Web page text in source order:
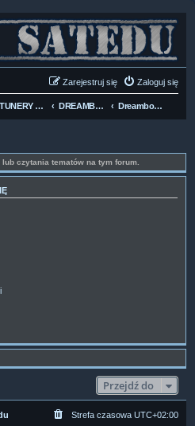
Zaloguj się
Zarejestruj się
TUNERY SAT HD-LINUX DREAMBOX HD Dreambox 500V2HD
czytania tematów na tym forum.
Przejdź do
Strefa czasowa UTC+02:00